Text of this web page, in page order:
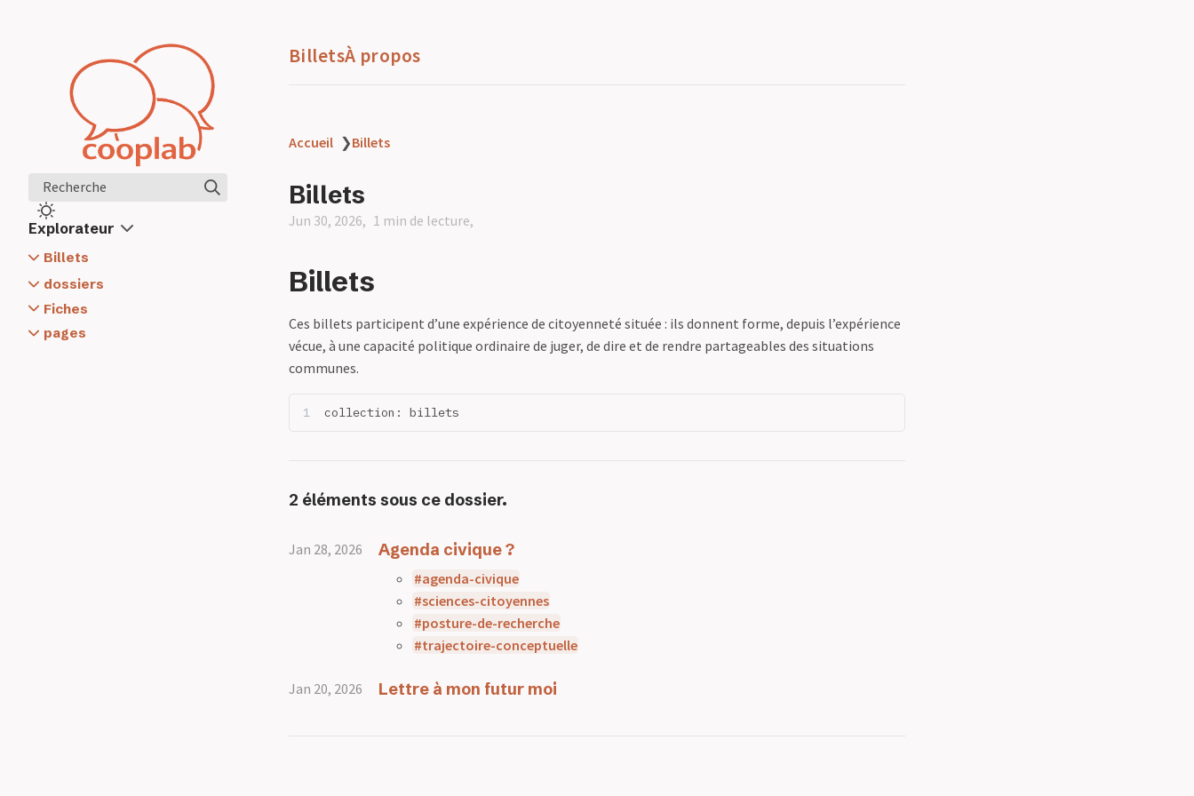
Recherche
Explorateur
Billets
Agenda civique ?
Lettre à mon futur moi
dossiers
Agenda civique
1 - Notions générales
Fiches
Capacité politique
pages
BilletsÀ propos
Accueil ❯Billets
Billets
Jun 30, 2026 1 min de lecture
Billets
Ces billets participent d’une expérience de citoyenneté située : ils donnent forme, depuis l’expérience
vécue, à une capacité politique ordinaire de juger, de dire et de rendre partageables des situations
communes.
collection: billets
2 éléments sous ce dossier.
Jan 28, 2026 Agenda civique ?
agenda-civique
sciences-citoyennes
posture-de-recherche
trajectoire-conceptuelle
Jan 20, 2026 Lettre à mon futur moi